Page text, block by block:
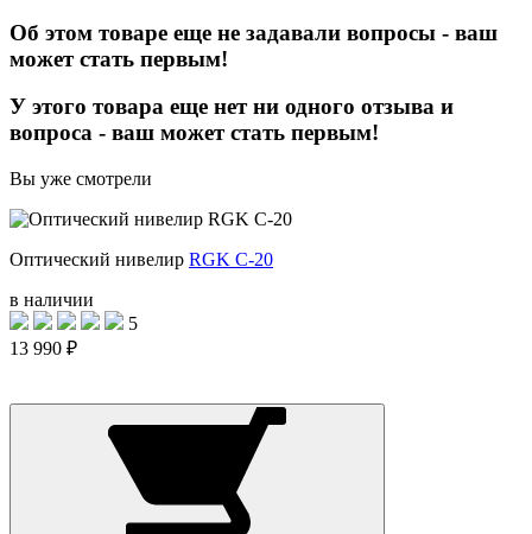
Об этом товаре еще не задавали вопросы - ваш
может стать первым!
У этого товара еще нет ни одного отзыва и
вопроса - ваш может стать первым!
Вы уже смотрели
Оптический нивелир RGK C-20
в наличии
5
13 990 ₽